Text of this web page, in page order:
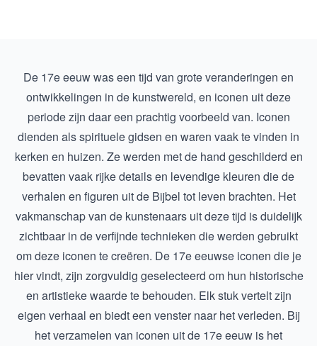
De 17e eeuw was een tijd van grote veranderingen en
ontwikkelingen in de kunstwereld, en iconen uit deze
periode zijn daar een prachtig voorbeeld van. Iconen
dienden als spirituele gidsen en waren vaak te vinden in
kerken en huizen. Ze werden met de hand geschilderd en
bevatten vaak rijke details en levendige kleuren die de
verhalen en figuren uit de Bijbel tot leven brachten. Het
vakmanschap van de kunstenaars uit deze tijd is duidelijk
zichtbaar in de verfijnde technieken die werden gebruikt
om deze iconen te creëren. De 17e eeuwse iconen die je
hier vindt, zijn zorgvuldig geselecteerd om hun historische
en artistieke waarde te behouden. Elk stuk vertelt zijn
eigen verhaal en biedt een venster naar het verleden. Bij
het verzamelen van iconen uit de 17e eeuw is het